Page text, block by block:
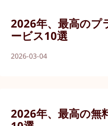
2026年、最高のプ
ービス10選
2026-03-04
2026年、最高の無